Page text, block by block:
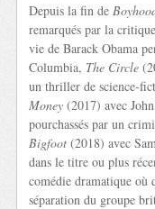
Depuis la fin de
remarqués par la
vie de Barack Obama
Columbia, The Circle
un thriller de science-
Money (2017) avec
pourchassés par un
Bigfoot (2018) avec
dans le titre ou plus
comédie dramatique où
séparation du groupe